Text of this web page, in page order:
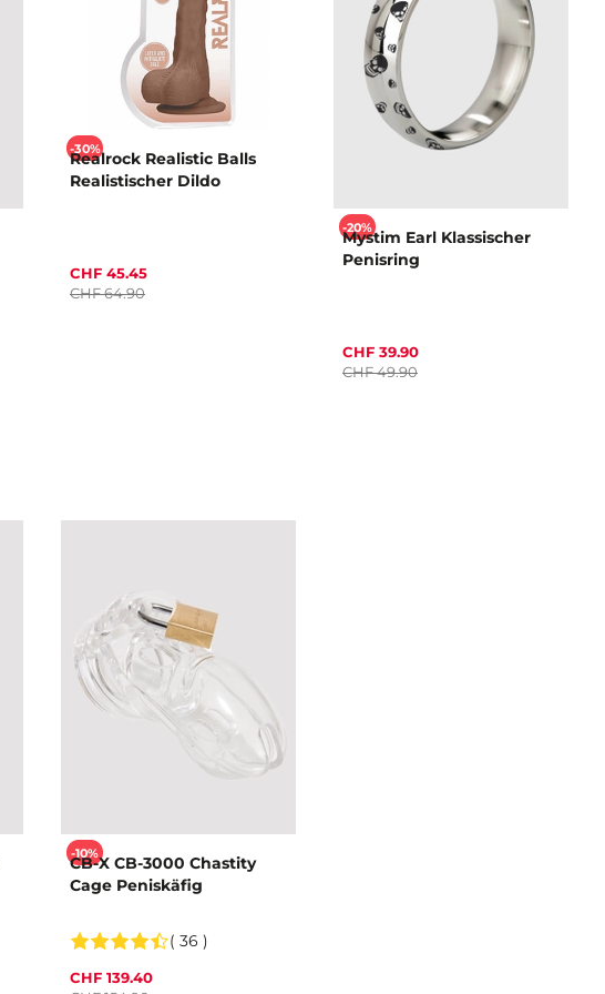
-30%
Realrock Realistic Balls
Realistischer Dildo
CHF 45.45
CHF 64.90
-20%
Mystim Earl Klassischer
Penisring
CHF 39.90
CHF 49.90
-10%
CB-X CB-3000 Chastity
Cage Peniskäfig
( 36 )
CHF 139.40